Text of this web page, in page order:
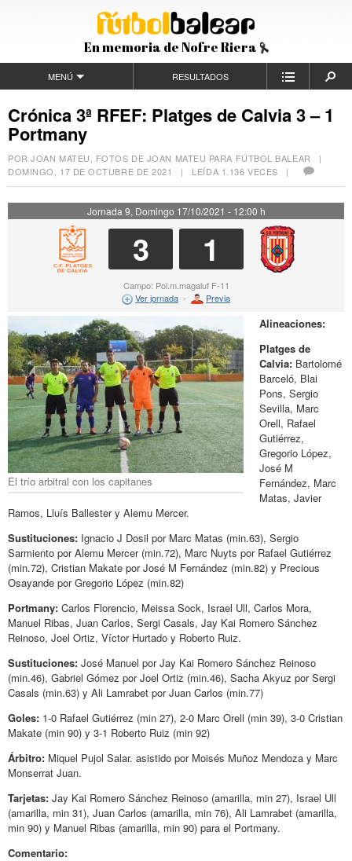
En memoria de Nofre Riera
MENÚ RESULTADOS
Crónica 3ª RFEF: Platges de Calvia 3 – 1
Portmany
POR JOAN MATEU, FOTOS DE JOAN MATEU PARA FÚTBOL BALEAR |
DOMINGO, 17 DE OCTUBRE DE 2021
| LEÍDA 1.136 VECES |
Jornada 9, Domingo 17/10/2021 - 12:00 h
3 1
Campo: Pol.m.magaluf F-11
Ver jornada - Previa
El trío arbitral con los capitanes
Alineaciones:
Platges de
Calvia: Bartolomé
Barceló, Blai
Pons, Sergio
Sevilla, Marc
Orell, Rafael
Gutiérrez,
Gregorio López,
José M
Fernández, Marc
Matas, Javier
Ramos, Lluís Ballester y Alemu Mercer.
Sustituciones: Ignacio J Dosil por Marc Matas (min.63), Sergio
Sarmiento por Alemu Mercer (min.72), Marc Nuyts por Rafael Gutiérrez
(min.72), Cristian Makate por José M Fernández (min.82) y Precious
Osayande por Gregorio López (min.82)
Portmany: Carlos Florencio, Meissa Sock, Israel Ull, Carlos Mora,
Manuel Ribas, Juan Carlos, Sergi Casals, Jay Kai Romero Sánchez
Reinoso, Joel Ortiz, Víctor Hurtado y Roberto Ruiz.
Sustituciones: José Manuel por Jay Kai Romero Sánchez Reinoso
(min.46), Gabriel Gómez por Joel Ortiz (min.46), Sacha Akyuz por Sergi
Casals (min.63) y Ali Lamrabet por Juan Carlos (min.77)
Goles: 1-0 Rafael Gutiérrez (min 27), 2-0 Marc Orell (min 39), 3-0 Cristian
Makate (min 90) y 3-1 Roberto Ruiz (min 92)
Árbitro: Miquel Pujol Salar. asistido por Moisés Muñoz Mendoza y Marc
Monserrat Juan.
Tarjetas: Jay Kai Romero Sánchez Reinoso (amarilla, min 27), Israel Ull
(amarilla, min 31), Juan Carlos (amarilla, min 76), Ali Lamrabet (amarilla,
min 90) y Manuel Ribas (amarilla, min 90) para el Portmany.
Comentario: